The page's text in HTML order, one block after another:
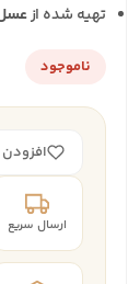
تهیه شده ازعسل
ناموجود
افزودن
ارسال سریع